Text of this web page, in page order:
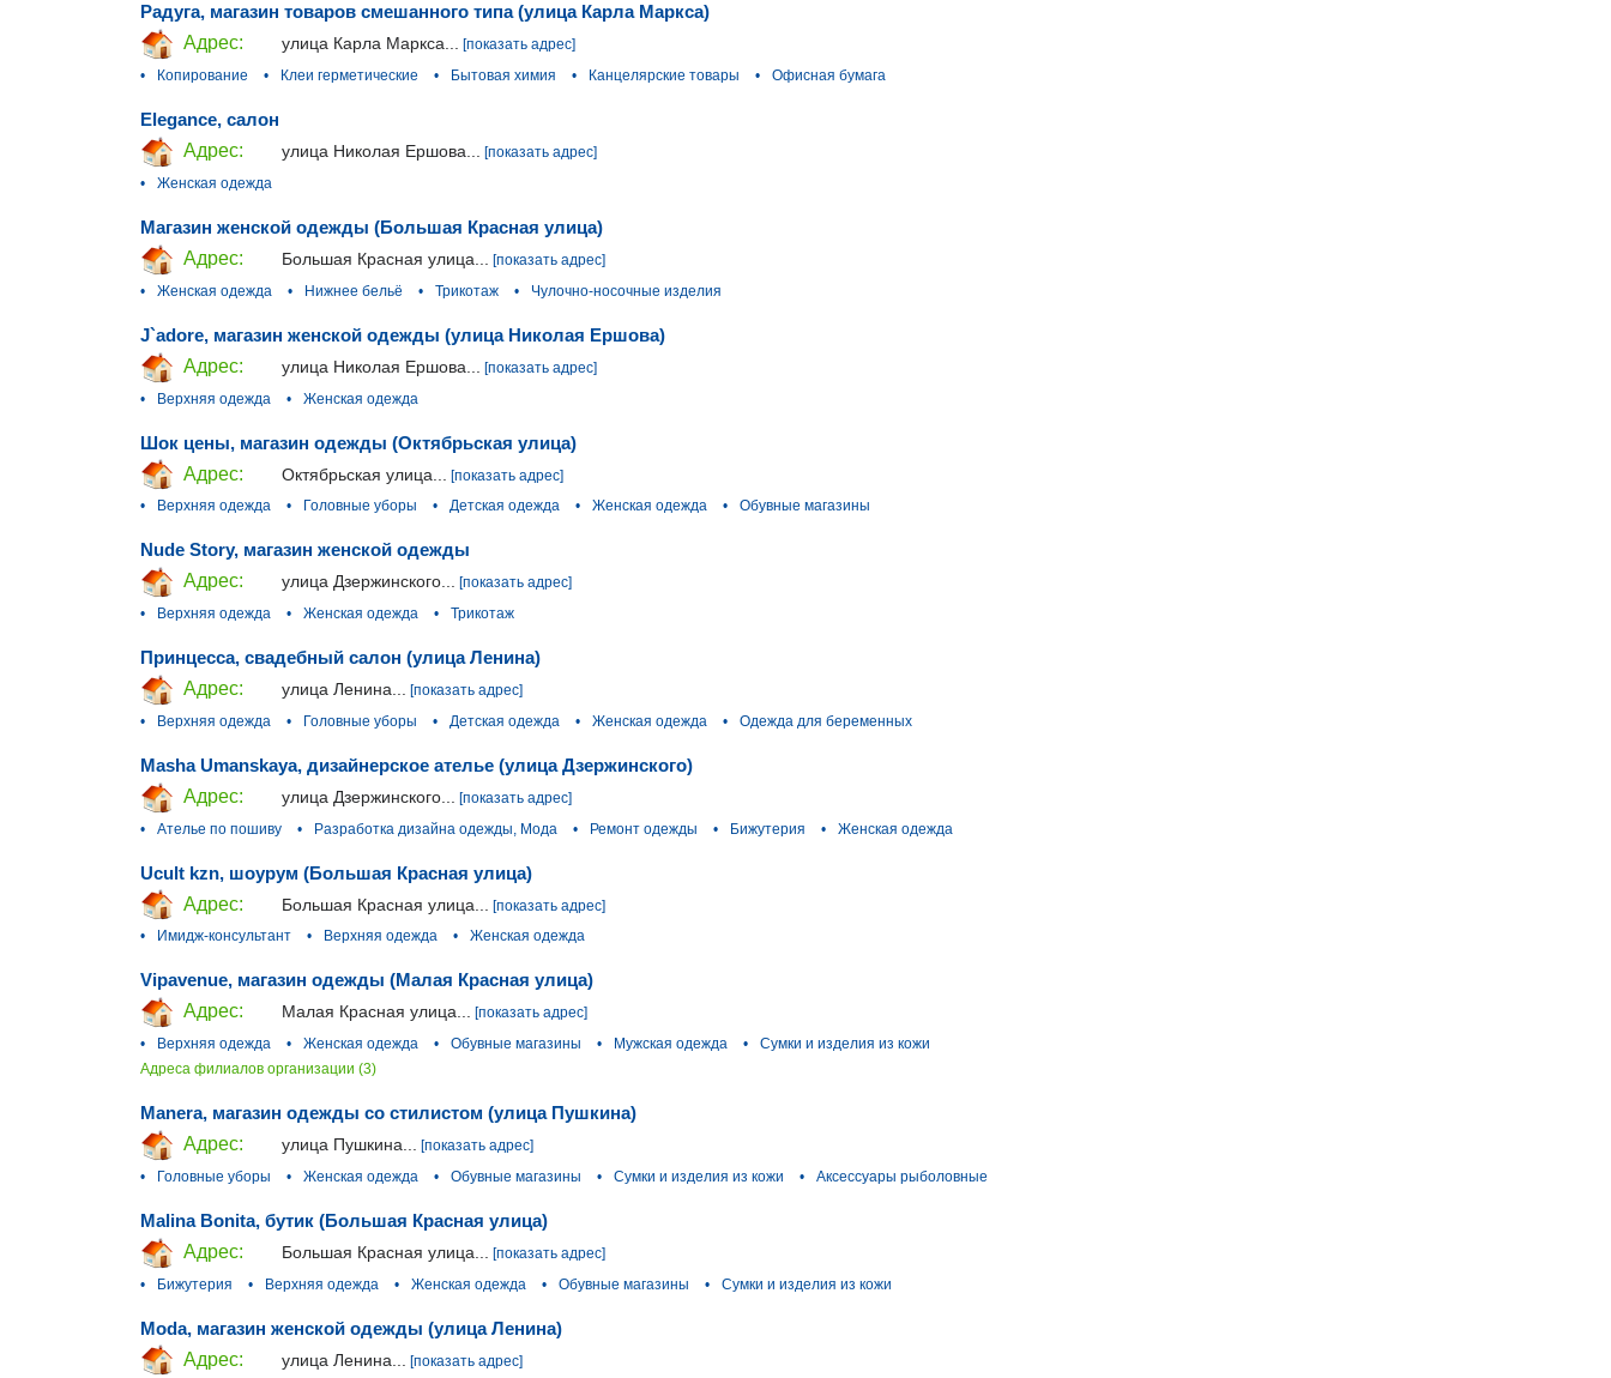
Радуга, магазин товаров смешанного типа (улица Карла Маркса)
Адрес:
улица Карла Маркса... [показать адрес]
•
Копирование • Клеи герметические • Бытовая химия • Канцелярские товары • Офисная бумага
Elegance, салон
Адрес:
улица Николая Ершова... [показать адрес]
•
Женская одежда
Магазин женской одежды (Большая Красная улица)
Адрес:
Большая Красная улица...
[показать адрес]
•
Женская одежда • Нижнее бельё • Трикотаж • Чулочно-носочные изделия
J`adore, магазин женской одежды (улица Николая Ершова)
Адрес:
улица Николая Ершова...
[показать адрес]
•
Верхняя одежда • Женская одежда
Шок цены, магазин одежды (Октябрьская улица)
Адрес:
Октябрьская улица...
[показать адрес]
•
Верхняя одежда • Головные уборы • Детская одежда • Женская одежда • Обувные магазины
Nude Story, магазин женской одежды
Адрес:
улица Дзержинского... [показать адрес]
•
Верхняя одежда • Женская одежда • Трикотаж
Принцесса, свадебный салон (улица Ленина)
Адрес:
улица Ленина...
[показать адрес]
•
Верхняя одежда • Головные уборы • Детская одежда • Женская одежда • Одежда для беременных
Masha Umanskaya, дизайнерское ателье (улица Дзержинского)
Адрес:
улица Дзержинского...
[показать адрес]
•
Ателье по пошиву • Разработка дизайна одежды, Мода • Ремонт одежды • Бижутерия • Женская одежда
Ucult kzn, шоурум (Большая Красная улица)
Адрес:
Большая Красная улица...
[показать адрес]
•
Имидж-консультант • Верхняя одежда • Женская одежда
Vipavenue, магазин одежды (Малая Красная улица)
Адрес:
Малая Красная улица... [показать адрес]
•
Верхняя одежда • Женская одежда • Обувные магазины • Мужская одежда •
Сумки и изделия из кожи
Адреса филиалов организации (3)
Manera, магазин одежды со стилистом (улица Пушкина)
Адрес:
улица Пушкина...
[показать адрес]
•
Головные уборы • Женская одежда • Обувные магазины • Сумки и изделия из кожи • Аксессуары рыболовные
Malina Bonita, бутик (Большая Красная улица)
Адрес:
Большая Красная улица...
[показать адрес]
•
Бижутерия • Верхняя одежда • Женская одежда • Обувные магазины • Сумки и изделия из кожи
Moda, магазин женской одежды (улица Ленина)
Адрес:
улица Ленина... [показать адрес]